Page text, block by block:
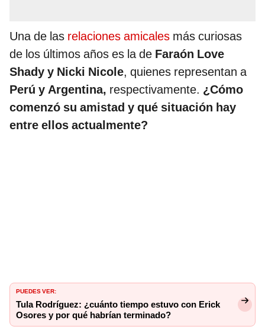
Una de las relaciones amicales más curiosas
de los últimos años es la de Faraón Love
Shady y Nicki Nicole, quienes representan a
Perú y Argentina, respectivamente. ¿Cómo
comenzó su amistad y qué situación hay
entre ellos actualmente?
PUEDES VER:
Tula Rodríguez: ¿cuánto tiempo estuvo con Erick
Osores y por qué habrían terminado?